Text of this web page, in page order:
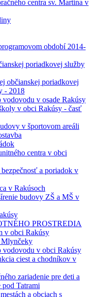
centra sv. Martina v
období 2014-
poriadkovej služby
občianskej poriadkovej
- 2018
vodovodu v osade Rakúsy
v obci Rakúsy - časť
v športovom areáli
centra v obci
a poriadok v
v Rakúsoch
budovy ZŠ a MŠ v
PROSTREDIA
v obci Rakúsy
Mlynčeky
vodovodu v obci Rakúsy
ciest a chodníkov v
zariadenie pre deti a
pod Tatrami
a obciach s